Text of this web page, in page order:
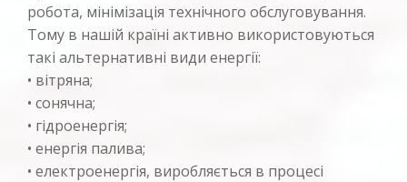
робота, мінімізація технічного обслуговування.
Тому в нашій країні активно використовуються
такі альтернативні види енергії:
• вітряна;
• сонячна;
• гідроенергія;
• енергія палива;
• електроенергія, виробляється в процесі